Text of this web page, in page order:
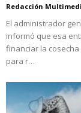
Redacción
El administrador
informó que esa
financiar la cosecha
para r…